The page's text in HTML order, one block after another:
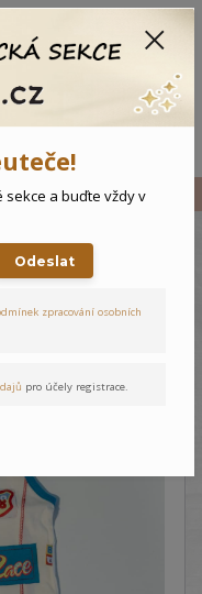
Race
a buďte vždy v
Odeslat
zpracování osobních
pro účely registrace.